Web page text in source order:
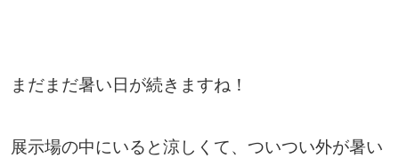
まだまだ暑い日が続きますね！
展示場の中にいると涼しくて、ついつい外が暑い